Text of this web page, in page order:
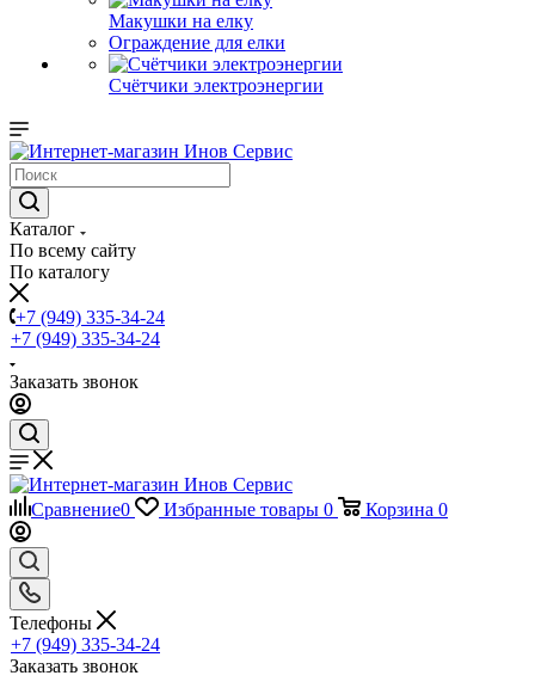
Макушки на елку
Ограждение для елки
Счётчики электроэнергии
Каталог
По всему сайту
По каталогу
+7 (949) 335-34-24
+7 (949) 335-34-24
Заказать звонок
Сравнение0 Избранные товары 0 Корзина 0
Телефоны
+7 (949) 335-34-24
Заказать звонок